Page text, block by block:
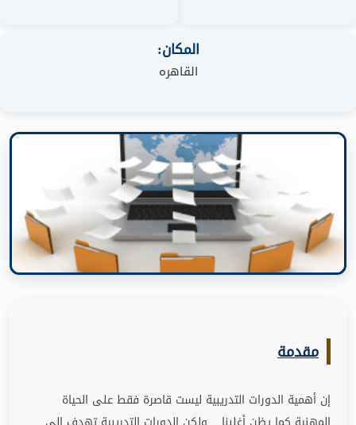
المكان:
القاهره
مقدمة
إن أهمية الدورات التدريبية ليست قاصرة فقط على الحياة